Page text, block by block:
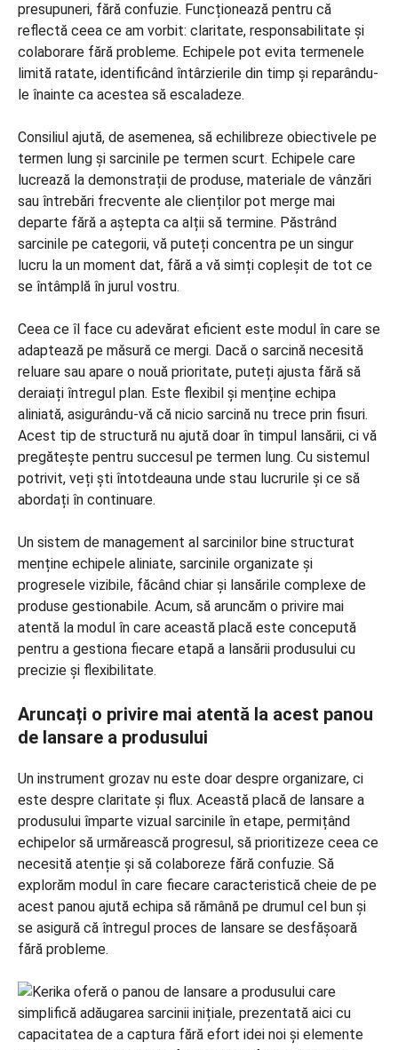
presupuneri, fără confuzie. Funcționează pentru că
reflectă ceea ce am vorbit: claritate, responsabilitate și
colaborare fără probleme. Echipele pot evita termenele
limită ratate, identificând întârzierile din timp și reparându-
le înainte ca acestea să escaladeze.
Consiliul ajută, de asemenea, să echilibreze obiectivele pe
termen lung și sarcinile pe termen scurt. Echipele care
lucrează la demonstrații de produse, materiale de vânzări
sau întrebări frecvente ale clienților pot merge mai
departe fără a aștepta ca alții să termine. Păstrând
sarcinile pe categorii, vă puteți concentra pe un singur
lucru la un moment dat, fără a vă simți copleșit de tot ce
se întâmplă în jurul vostru.
Ceea ce îl face cu adevărat eficient este modul în care se
adaptează pe măsură ce mergi. Dacă o sarcină necesită
reluare sau apare o nouă prioritate, puteți ajusta fără să
deraiați întregul plan. Este flexibil și menține echipa
aliniată, asigurându-vă că nicio sarcină nu trece prin fisuri.
Acest tip de structură nu ajută doar în timpul lansării, ci vă
pregătește pentru succesul pe termen lung. Cu sistemul
potrivit, veți ști întotdeauna unde stau lucrurile și ce să
abordați în continuare.
Un sistem de management al sarcinilor bine structurat
menține echipele aliniate, sarcinile organizate și
progresele vizibile, făcând chiar și lansările complexe de
produse gestionabile. Acum, să aruncăm o privire mai
atentă la modul în care această placă este concepută
pentru a gestiona fiecare etapă a lansării produsului cu
precizie și flexibilitate.
Aruncați o privire mai atentă la acest panou
de lansare a produsului
Un instrument grozav nu este doar despre organizare, ci
este despre claritate și flux. Această placă de lansare a
produsului împarte vizual sarcinile în etape, permițând
echipelor să urmărească progresul, să prioritizeze ceea ce
necesită atenție și să colaboreze fără confuzie. Să
explorăm modul în care fiecare caracteristică cheie de pe
acest panou ajută echipa să rămână pe drumul cel bun și
se asigură că întregul proces de lansare se desfășoară
fără probleme.